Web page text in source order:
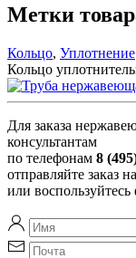
Метки
Кольцо, Уплотнение
Кольцо
Для заказа
консультантам
по телефонам 8
отправляйте заказ
или